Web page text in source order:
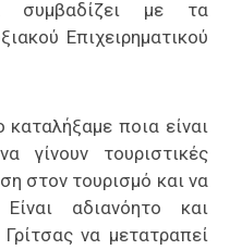
συμβαδίζει με τα
Επιχειρηματικού
ποια είναι
γίνουν τουριστικές
στον τουρισμό και να
αδιανόητο και
να μετατραπεί